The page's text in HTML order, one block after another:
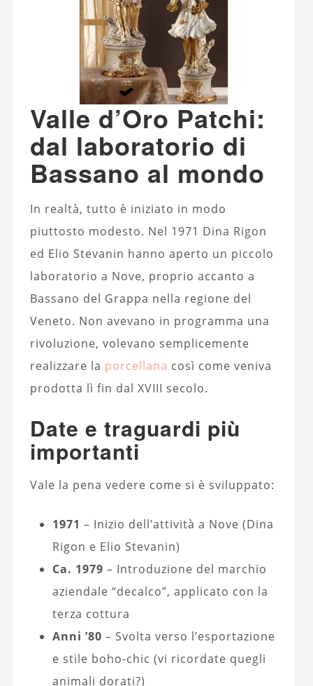
Valle d’Oro Patchi:
dal laboratorio di
Bassano al mondo
In realtà, tutto è iniziato in modo
piuttosto modesto. Nel 1971 Dina Rigon
ed Elio Stevanin hanno aperto un piccolo
laboratorio a Nove, proprio accanto a
Bassano del Grappa nella regione del
Veneto. Non avevano in programma una
rivoluzione, volevano semplicemente
realizzare la porcellana così come veniva
prodotta lì fin dal XVIII secolo.
Date e traguardi più
importanti
Vale la pena vedere come si è sviluppato:
1971 – Inizio dell’attività a Nove (Dina
Rigon e Elio Stevanin)
Ca. 1979 – Introduzione del marchio
aziendale “decalco”, applicato con la
terza cottura
Anni ’80 – Svolta verso l’esportazione
e stile boho-chic (vi ricordate quegli
animali dorati?)